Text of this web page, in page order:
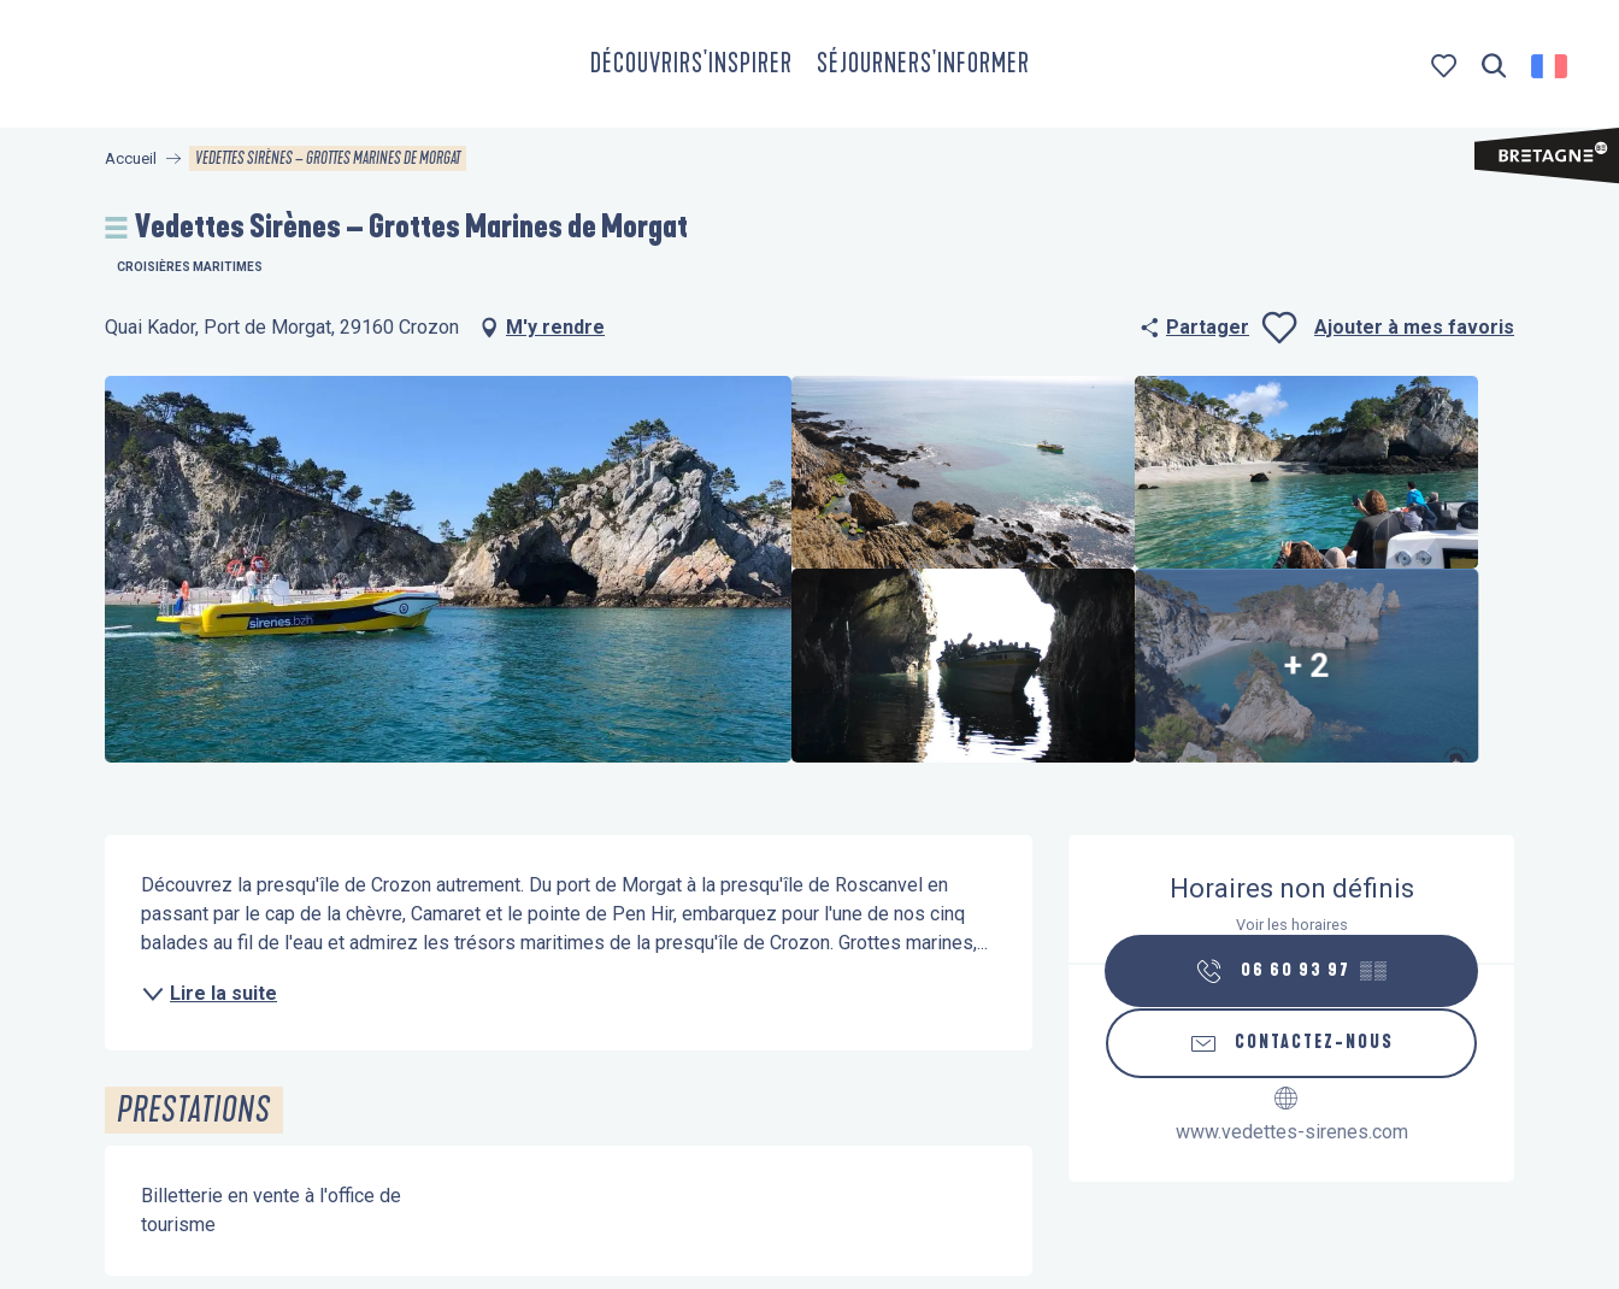
DÉCOUVRIRS'INSPIRER SÉJOURNERS'INFORMER
Accueil VEDETTES SIRÈNES – GROTTES MARINES DE MORGAT
Vedettes Sirènes – Grottes Marines de Morgat
CROISIÈRES MARITIMES
Quai Kador, Port de Morgat, 29160 Crozon M'y rendre Partager
Ajouter aux
Ajouter à mes favoris
+ 2
Ouverture et coordonnées
Horaires non définis
Voir les horaires
06 60 93 97 ▒▒
CONTACTEZ-NOUS
www.vedettes-sirenes.com
Description
Découvrez la presqu'île de Crozon autrement. Du port de Morgat à la presqu'île de Roscanvel en
passant par le cap de la chèvre, Camaret et le pointe de Pen Hir, embarquez pour l'une de nos cinq
balades au fil de l'eau et admirez les trésors maritimes de la presqu'île de Crozon. Grottes marines,...
Lire la suite
PRESTATIONS
Billetterie en vente à l'office de
tourisme